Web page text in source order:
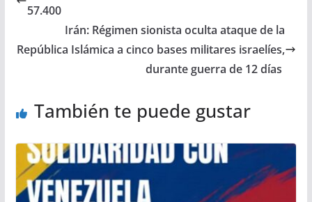
57.400
Irán: Régimen sionista oculta ataque de la
República Islámica a cinco bases militares israelíes,
durante guerra de 12 días
También te puede gustar